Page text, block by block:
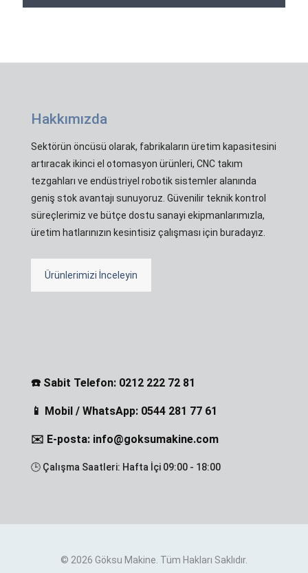
Hakkımızda
Sektörün öncüsü olarak, fabrikaların üretim kapasitesini
artıracak ikinci el otomasyon ürünleri, CNC takım
tezgahları ve endüstriyel robotik sistemler alanında
geniş stok avantajı sunuyoruz. Güvenilir teknik kontrol
süreçlerimiz ve bütçe dostu sanayi ekipmanlarımızla,
üretim hatlarınızın kesintisiz çalışması için buradayız.
Ürünlerimizi İnceleyin
☎️ Sabit Telefon: 0212 222 72 81
📱 Mobil / WhatsApp: 0544 281 77 61
✉️ E-posta: info@goksumakine.com
🕒 Çalışma Saatleri: Hafta İçi 09:00 - 18:00